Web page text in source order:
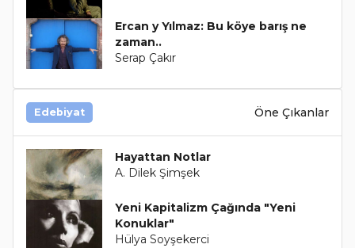
Ercan y Yılmaz: Bu köye barış ne
zaman..
Serap Çakır
Edebiyat Öne Çıkanlar
Hayattan Notlar
A. Dilek Şimşek
Yeni Kapitalizm Çağında "Yeni
Konuklar"
Hülya Soyşekerci